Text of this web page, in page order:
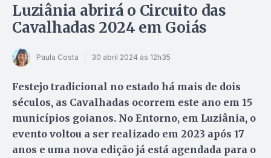
Luziânia abrirá o Circuito das
Cavalhadas 2024 em Goiás
Paula Costa 30 abril 2024 às 12h35
Festejo tradicional no estado há mais de dois
séculos, as Cavalhadas ocorrem este ano em 15
municípios goianos. No Entorno, em Luziânia, o
evento voltou a ser realizado em 2023 após 17
anos e uma nova edição já está agendada para o